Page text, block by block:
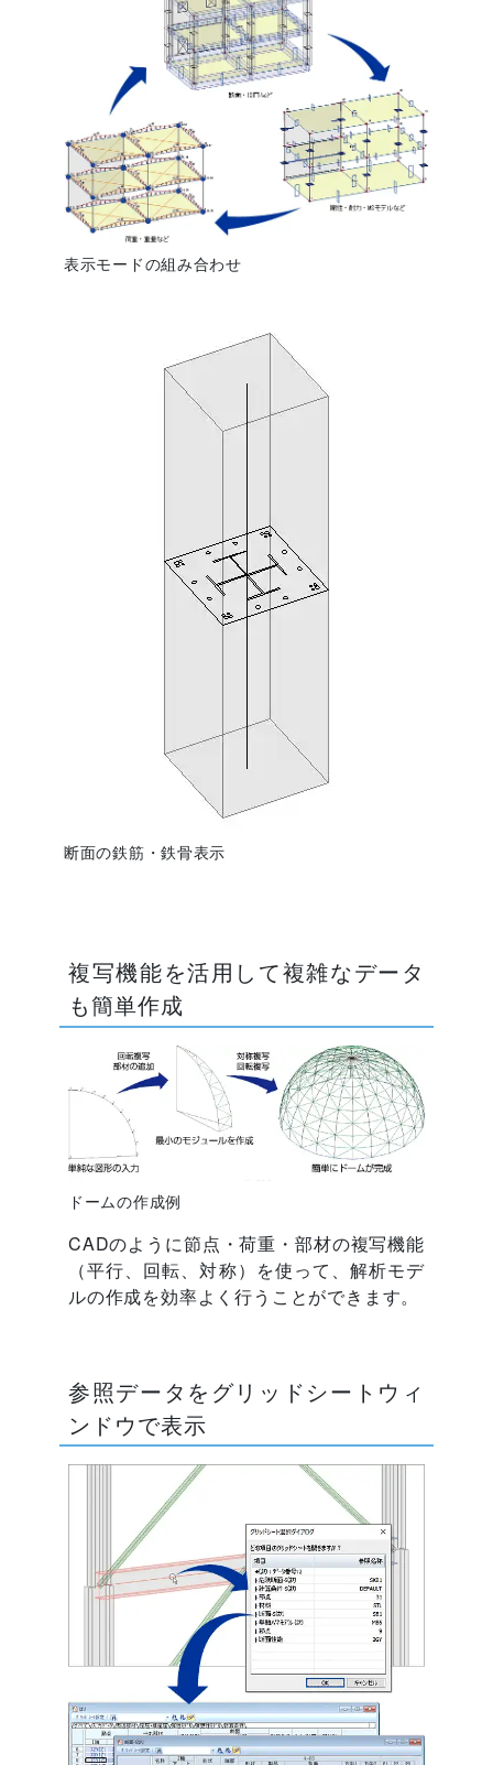
表示モードの組み合わせ
断面の鉄筋・鉄骨表示
複写機能を活用して複雑なデータ
も簡単作成
ドームの作成例
CADのように節点・荷重・部材の複写機能
（平行、回転、対称）を使って、解析モデ
ルの作成を効率よく行うことができます。
参照データをグリッドシートウィ
ンドウで表示